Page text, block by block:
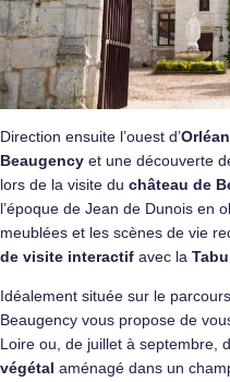
Direction ensuite l’ouest d’
Beaugency et une découverte
lors de la visite du château de
l’époque de Jean de Dunois en
meublées et les scènes de vie
de visite interactif avec la
Idéalement située sur le
Beaugency vous propose de
Loire ou, de juillet à septembre,
végétal aménagé dans un